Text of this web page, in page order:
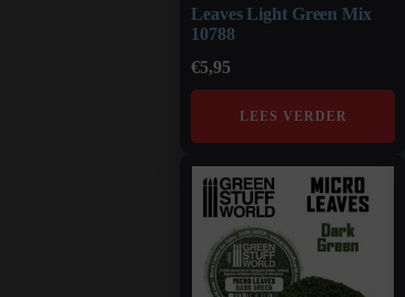
Leaves Light Green Mix
10788
€5,95
LEES VERDER